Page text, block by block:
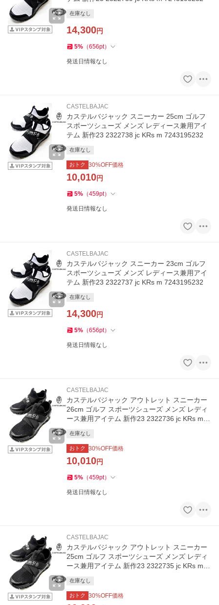
在庫なし
14,300円
5% （656pt）
発送日情報なし
CASTELBAJAC
カステルバジャック スニーカー 25cm ゴルフ
スポーツシューズ メンズ レディース兼用アイ
テム 新作23 2322738 jc KRs m 7243195232
在庫なし
おトク 30%OFF価格
10,010円
5% （459pt）
発送日情報なし
CASTELBAJAC
カステルバジャック スニーカー 23cm ゴルフ
スポーツシューズ メンズ レディース兼用アイ
テム 新作23 2322737 jc KRs m 7243195232
在庫なし
14,300円
5% （656pt）
発送日情報なし
CASTELBAJAC
カステルバジャック アウトレット スニーカー
26cm ゴルフ スポーツシューズ メンズ レディ
ース兼用アイテム 新作23 2322736 jc KRs m 7
在庫なし
おトク 30%OFF価格
10,010円
5% （459pt）
発送日情報なし
CASTELBAJAC
カステルバジャック アウトレット スニーカー
25cm ゴルフ スポーツシューズ メンズ レディ
ース兼用アイテム 新作23 2322735 jc KRs m 7
在庫なし
おトク 30%OFF価格